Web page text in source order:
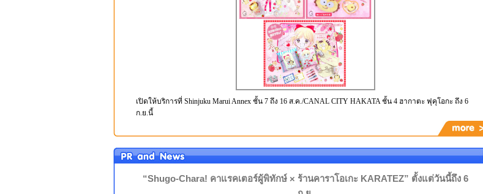
เปิดให้บริการที่ Shinjuku Marui Annex ชั้น 7 ถึง 16 ส.ค./CANAL CITY HAKATA ชั้น 4 ฮากาตะ ฟุคุโอกะ ถึง 6
ก.ย.นี้
“Shugo-Chara! คาแรคเตอร์ผู้พิทักษ์ × ร้านคาราโอเกะ KARATEZ” ตั้งแต่วันนี้ถึง 6